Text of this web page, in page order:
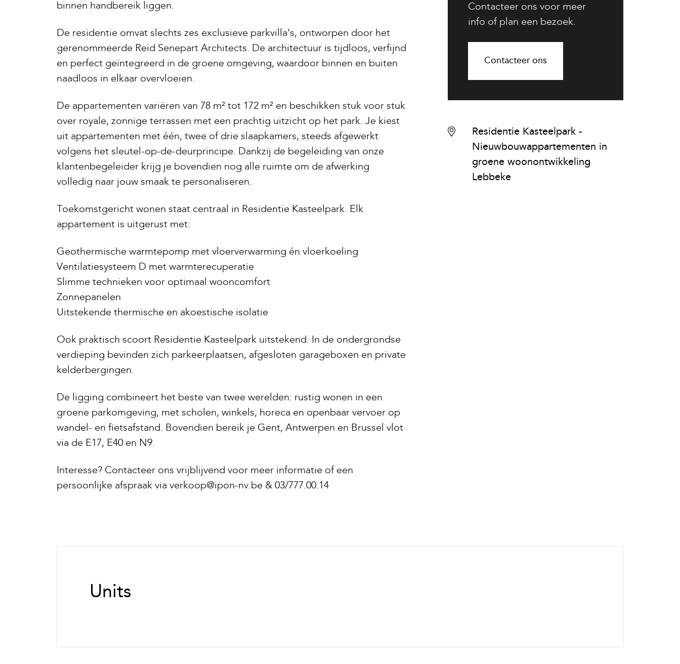
binnen handbereik liggen.
De residentie omvat slechts zes exclusieve parkvilla’s, ontworpen door het
gerenommeerde Reid Senepart Architects. De architectuur is tijdloos, verfijnd
en perfect geïntegreerd in de groene omgeving, waardoor binnen en buiten
naadloos in elkaar overvloeien.
De appartementen variëren van 78 m² tot 172 m² en beschikken stuk voor stuk
over royale, zonnige terrassen met een prachtig uitzicht op het park. Je kiest
uit appartementen met één, twee of drie slaapkamers, steeds afgewerkt
volgens het sleutel-op-de-deurprincipe. Dankzij de begeleiding van onze
klantenbegeleider krijg je bovendien nog alle ruimte om de afwerking
volledig naar jouw smaak te personaliseren.
Toekomstgericht wonen staat centraal in Residentie Kasteelpark. Elk
appartement is uitgerust met:
Geothermische warmtepomp met vloerverwarming én vloerkoeling
Ventilatiesysteem D met warmterecuperatie
Slimme technieken voor optimaal wooncomfort
Zonnepanelen
Uitstekende thermische en akoestische isolatie
Ook praktisch scoort Residentie Kasteelpark uitstekend. In de ondergrondse
verdieping bevinden zich parkeerplaatsen, afgesloten garageboxen en private
kelderbergingen.
De ligging combineert het beste van twee werelden: rustig wonen in een
groene parkomgeving, met scholen, winkels, horeca en openbaar vervoer op
wandel- en fietsafstand. Bovendien bereik je Gent, Antwerpen en Brussel vlot
via de E17, E40 en N9.
Interesse? Contacteer ons vrijblijvend voor meer informatie of een
persoonlijke afspraak via verkoop@ipon-nv.be & 03/777.00.14
Contacteer ons voor meer
info of plan een bezoek.
Contacteer ons
Residentie Kasteelpark -
Nieuwbouwappartementen in
groene woonontwikkeling
Lebbeke
Units